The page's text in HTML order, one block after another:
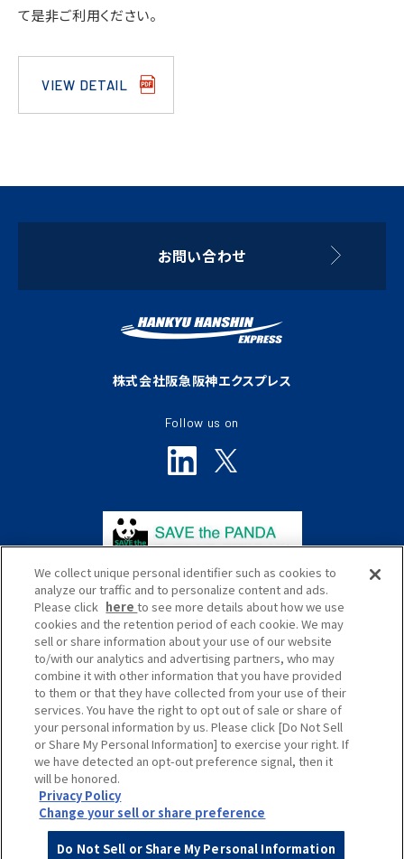
て是非ご利用ください。
VIEW DETAIL
お問い合わせ
株式会社阪急阪神エクスプレス
Follow us on
プライバシーポリシー
サイトポリシー
ソーシャルメディアポリシー
サイトマップ
Global
© HANKYU HANSHIN EXPRESS Co., Ltd.
We collect unique personal identifier such as cookies to
analyze our traffic and to personalize content and ads.
Please click hereto see more details about how we use
cookies and the retention period of each cookie. We may
sell or share information about your use of our website
to/with our analytics and advertising partners, who may
combine it with other information that you have provided
to them or that they have collected from your use of their
services. You have the right to opt out of sale or share of
your personal information by us. Please click [Do Not Sell
or Share My Personal Information] to exercise your right. If
we have detected an opt-out preference signal, then it
will be honored.
Privacy Policy
Change your sell or share preference
Do Not Sell or Share My Personal Information